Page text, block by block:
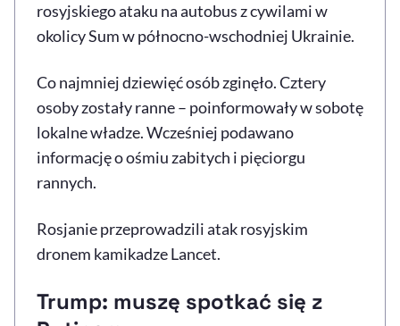
rosyjskiego ataku na autobus z cywilami w
okolicy Sum w północno-wschodniej Ukrainie.
Co najmniej dziewięć osób zginęło. Cztery
osoby zostały ranne – poinformowały w sobotę
lokalne władze. Wcześniej podawano
informację o ośmiu zabitych i pięciorgu
rannych.
Rosjanie przeprowadzili atak rosyjskim
dronem kamikadze Lancet.
Trump: muszę spotkać się z